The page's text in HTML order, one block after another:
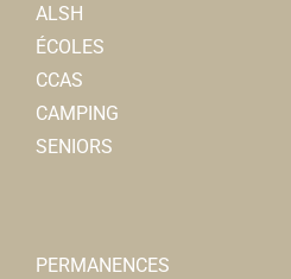
ALSH
ÉCOLES
CCAS
CAMPING
SENIORS
PERMANENCES